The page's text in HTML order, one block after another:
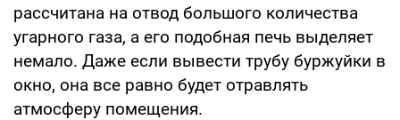
рассчитана на отвод большого количества
угарного газа, а его подобная печь выделяет
немало. Даже если вывести трубу буржуйки в
окно, она все равно будет отравлять
атмосферу помещения.